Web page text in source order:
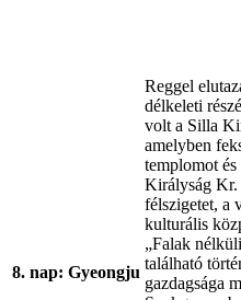
8. nap: Gyeongju
Reggel
délkeleti
volt a Silla
amelyben
templomot
Királyság Kr.
félszigetet, a
kulturális
„Falak
található
gazdagsága